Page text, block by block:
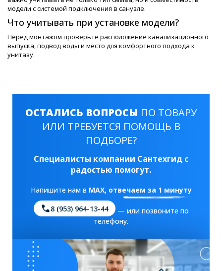
модели с системой подключения в санузле.
Что учитывать при установке модели?
Перед монтажом проверьте расположение канализационного
выпуска, подвод воды и место для комфортного подхода к
унитазу.
ОСТАЛИСЬ ВОПРОСЫ ПО ТОВАРУ
ИЛИ ТРЕБУЕТСЯ ПОМОЩЬ В
ПОДБОРЕ?
Специалисты компании Сантехгид с
радостью помогут.
Напишите нам в MAX, отвечаем за 1 минуту
8 (953) 964-13-44
— или позвоните по
телефону.